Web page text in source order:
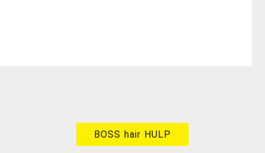
BOSS hair HULP